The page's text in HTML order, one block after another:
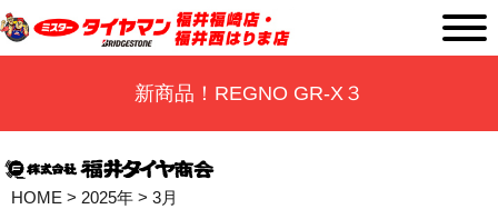
新商品！REGNO GR-X３
HOME > 2025年 > 3月